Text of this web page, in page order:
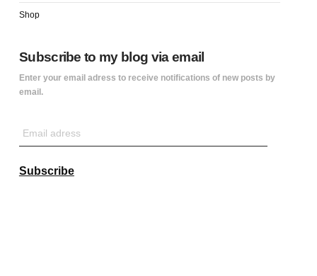
Shop
Subscribe to my blog via email
Enter your email adress to receive notifications of new posts by
email.
Subscribe